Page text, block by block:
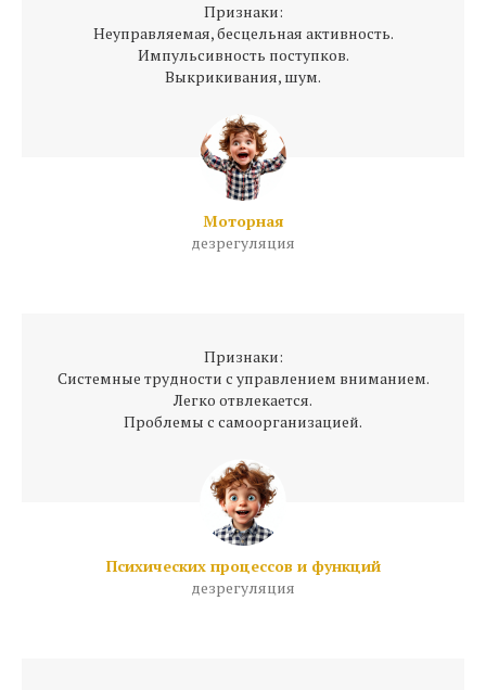
Признаки:
Неуправляемая, бесцельная активность.
Импульсивность поступков.
Выкрикивания, шум.
Моторная
дезрегуляция
Признаки:
Системные трудности с управлением вниманием.
Легко отвлекается.
Проблемы с самоорганизацией.
Психических процессов и функций
дезрегуляция